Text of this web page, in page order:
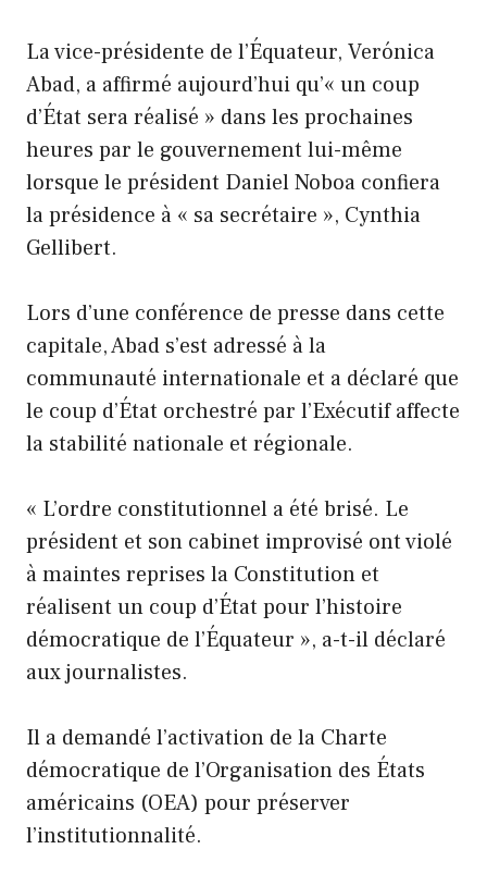
La vice-présidente de l’Équateur, Verónica
Abad, a affirmé aujourd’hui qu’« un coup
d’État sera réalisé » dans les prochaines
heures par le gouvernement lui-même
lorsque le président Daniel Noboa confiera
la présidence à « sa secrétaire », Cynthia
Gellibert.
Lors d’une conférence de presse dans cette
capitale, Abad s’est adressé à la
communauté internationale et a déclaré que
le coup d’État orchestré par l’Exécutif affecte
la stabilité nationale et régionale.
« L’ordre constitutionnel a été brisé. Le
président et son cabinet improvisé ont violé
à maintes reprises la Constitution et
réalisent un coup d’État pour l’histoire
démocratique de l’Équateur », a-t-il déclaré
aux journalistes.
Il a demandé l’activation de la Charte
démocratique de l’Organisation des États
américains (OEA) pour préserver
l’institutionnalité.